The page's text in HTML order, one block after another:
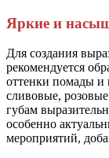
Яркие и
Для создания
рекомендуется
оттенки помады и
сливовые,
губам
особенно
мероприятий,